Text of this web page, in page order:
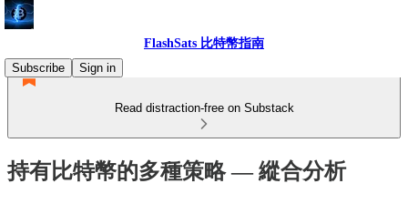
FlashSats 比特幣指南
Subscribe
Sign in
Read distraction-free on Substack
持有比特幣的多種策略 — 縱合分析